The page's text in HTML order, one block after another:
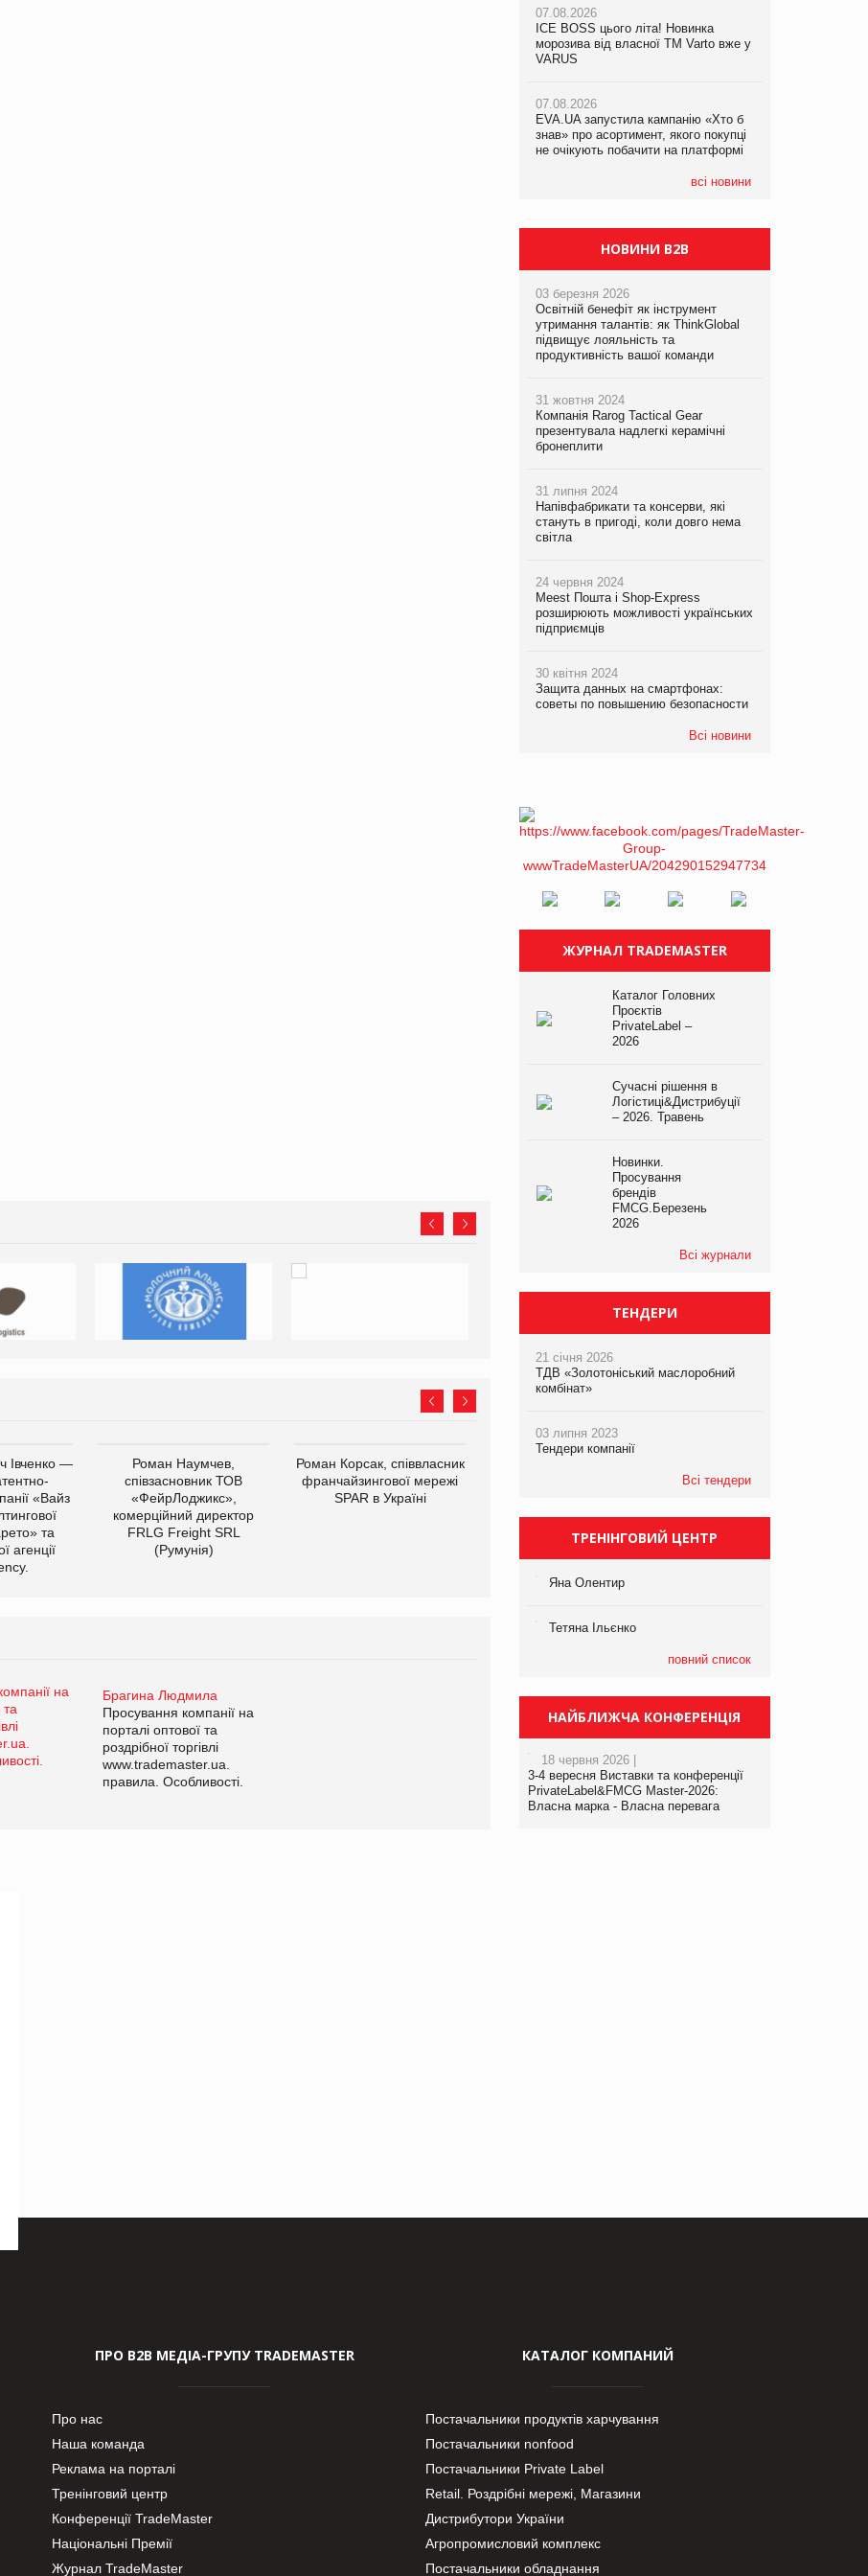
Івченко —
«Вайз
та
агенції
Роман Наумчев,
співзасновник ТОВ
«ФейрЛоджикс»,
комерційний директор
FRLG Freight SRL
(Румунія)
Роман Корсак, співвласник
франчайзингової мережі
SPAR в Україні
виробництва
компанії «УкраМарин»
Брагина Людмила
Просування компанії на
порталі оптової та
роздрібної торгівлі
www.trademaster.ua.
правила. Особливості.
Брагина Людмила
Просування компанії на
www.trademaster.ua.
правила. Особливості.
07.08.2026
ICE BOSS цього літа! Новинка
морозива від власної ТМ Varto вже у
VARUS
07.08.2026
EVA.UA запустила кампанію «Хто б
знав» про асортимент, якого покупці
не очікують побачити на платформі
всі новини
06.08.2026
Смачна новинка для хвостатих: у
VARUS з’явилися паучі Varto Paw
05.08.2026
Мережа супермаркетів VARUS купує
мережу магазинів формату
компанія налічуватиме 374 магазини
07.08.2026
Франція заборонила рекламні дзвінки
НОВИНИ B2B
03 березня 2026
Освітній бенефіт як інструмент
утримання талантів: як ThinkGlobal
підвищує лояльність та
продуктивність вашої команди
31 жовтня 2024
Компанія Rarog Tactical Gear
презентувала надлегкі керамічні
бронеплити
31 липня 2024
Напівфабрикати та консерви, які
стануть в пригоді, коли довго нема
світла
24 червня 2024
Meest Пошта і Shop-Express
розширюють можливості українських
підприємців
30 квітня 2024
Защита данных на смартфонах:
советы по повышению безопасности
Всі новини
ЖУРНАЛ TRADEMASTER
Каталог Головних
Проєктів
PrivateLabel –
2026
Сучасні рішення в
Логістиці&Дистрибуції
– 2026. Травень
Новинки.
Просування
брендів
FMCG.Березень
2026
Всі журнали
ТЕНДЕРИ
21 січня 2026
ТДВ «Золотоніський маслоробний
комбінат»
03 липня 2023
Тендери компанії
Всі тендери
ТРЕНІНГОВИЙ ЦЕНТР
Яна Олентир
Тетяна Ільєнко
повний список
НАЙБЛИЖЧА КОНФЕРЕНЦІЯ
18 червня 2026 |
3-4 вересня Виставки та конференції
PrivateLabel&FMCG Master-2026:
Власна марка - Власна перевага
ПРО В2В МЕДІА-ГРУПУ TRADEMASTER
Про нас
Наша команда
Реклама на порталі
Тренінговий центр
Конференції TradeMaster
Національні Премії
Журнал TradeMaster
КАТАЛОГ КОМПАНИЙ
Постачальники продуктів харчування
Постачальники nonfood
Постачальники Private Label
Retail. Роздрібні мережі, Магазини
Дистрибутори України
Агропромисловий комплекс
Постачальники обладнання